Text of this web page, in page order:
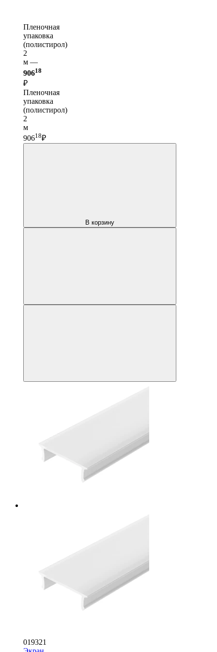
Пленочная
упаковка
(полистирол)
2
м —
90618
₽
Пленочная
упаковка
(полистирол)
2
м
90618₽
В корзину
019321